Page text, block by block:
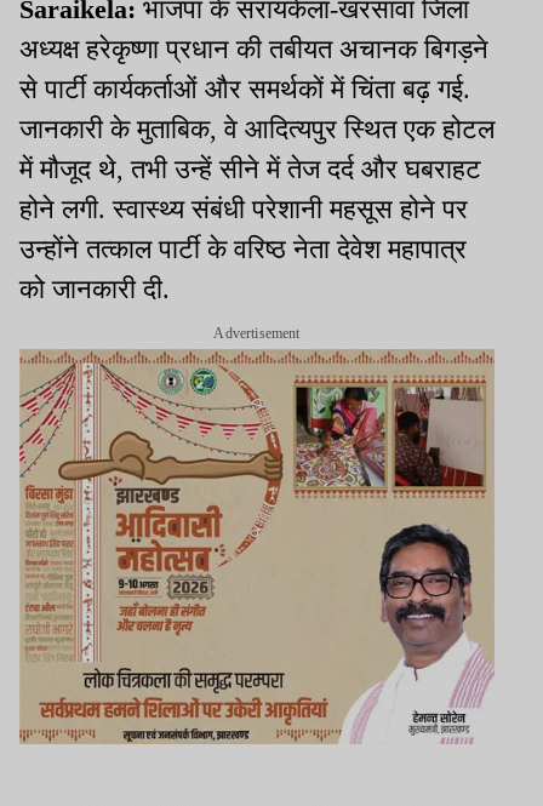
Saraikela: भाजपा के सरायकेला-खरसावां जिला
अध्यक्ष हरेकृष्णा प्रधान की तबीयत अचानक बिगड़ने
से पार्टी कार्यकर्ताओं और समर्थकों में चिंता बढ़ गई.
जानकारी के मुताबिक, वे आदित्यपुर स्थित एक होटल
में मौजूद थे, तभी उन्हें सीने में तेज दर्द और घबराहट
होने लगी. स्वास्थ्य संबंधी परेशानी महसूस होने पर
उन्होंने तत्काल पार्टी के वरिष्ठ नेता देवेश महापात्र
को जानकारी दी.
Advertisement